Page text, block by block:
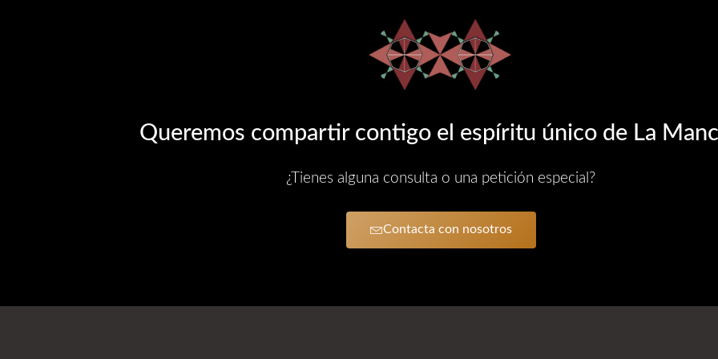
Queremos compartir contigo el espíritu único de La
¿Tienes alguna consulta o una petición especial?
Contacta con nosotros